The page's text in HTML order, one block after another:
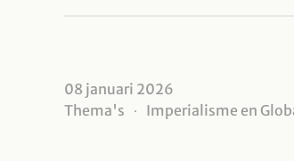
08 januari 2026
Thema's
Imperialisme en